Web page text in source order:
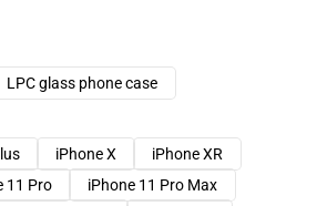
LPC glass phone case
iPhone X
iPhone XR
11 Pro
iPhone 11 Pro Max